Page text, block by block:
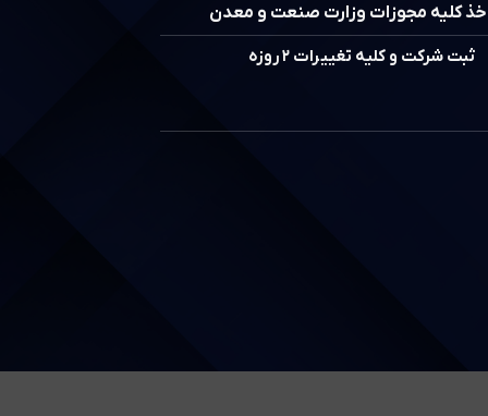
کلیه مجوزات وزارت صنعت و معدن
ثبت شرکت و کلیه تغییرات ۲ روزه